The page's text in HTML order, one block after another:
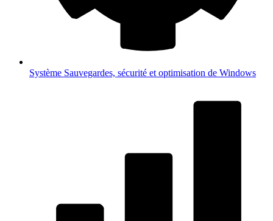
Système Sauvegardes, sécurité et optimisation de Windows